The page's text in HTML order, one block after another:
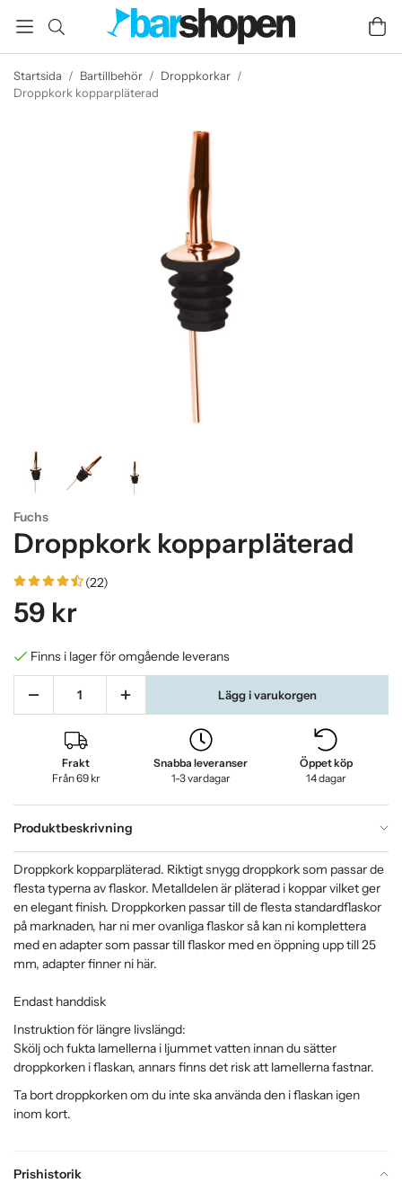
Startsida / Bartillbehör / Droppkorkar /
Droppkork kopparpläterad
Fuchs
Droppkork kopparpläterad
(22)
59 kr
Finns i lager för omgående leverans
Lägg i varukorgen
Frakt
Från 69 kr
Snabba leveranser
1-3 vardagar
Öppet köp
14 dagar
Produktbeskrivning
Prishistorik
Droppkork kopparpläterad. Riktigt snygg droppkork som passar de
flesta typerna av flaskor. Metalldelen är pläterad i koppar vilket ger
en elegant finish. Droppkorken passar till de flesta standardflaskor
på marknaden, har ni mer ovanliga flaskor så kan ni komplettera
med en adapter som passar till flaskor med en öppning upp till 25
mm, adapter finner ni här.
Endast handdisk
Instruktion för längre livslängd:
Skölj och fukta lamellerna i ljummet vatten innan du sätter
droppkorken i flaskan, annars finns det risk att lamellerna fastnar.
Ta bort droppkorken om du inte ska använda den i flaskan igen
inom kort.